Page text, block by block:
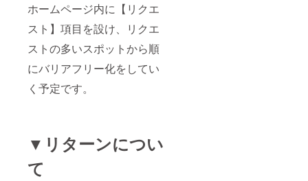
ホームページ内に【リクエ
スト】項目を設け、リクエ
ストの多いスポットから順
にバリアフリー化をしてい
く予定です。
▼リターンについ
て